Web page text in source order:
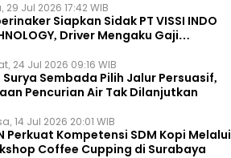
29 Jul 2026 17:42 WIB
Siapkan Sidak PT VISSI INDO
Driver Mengaku Gaji
24 Jul 2026 09:16 WIB
Surya Sembada Pilih Jalur Persuasif,
Pencurian Air Tak Dilanjutkan
14 Jul 2026 20:01 WIB
Perkuat Kompetensi SDM Kopi Melalui
Coffee Cupping di Surabaya